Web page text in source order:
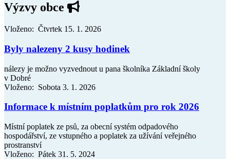
Výzvy obce
Vloženo: Čtvrtek 15. 1. 2026
Byly nalezeny 2 kusy hodinek
nálezy je možno vyzvednout u pana školníka Základní školy
v Dobré
Vloženo: Sobota 3. 1. 2026
Informace k místním poplatkům pro rok 2026
Místní poplatek ze psů, za obecní systém odpadového
hospodářství, ze vstupného a poplatek za užívání veřejného
prostranství
Vloženo: Pátek 31. 5. 2024